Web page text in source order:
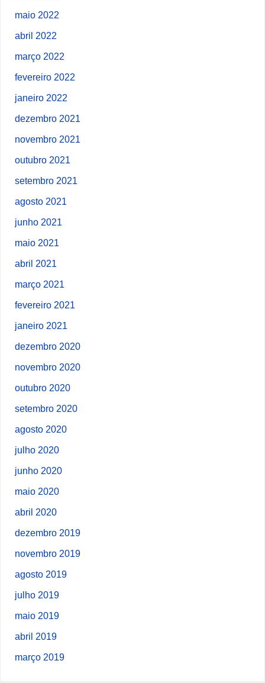
maio 2022
abril 2022
março 2022
fevereiro 2022
janeiro 2022
dezembro 2021
novembro 2021
outubro 2021
setembro 2021
agosto 2021
junho 2021
maio 2021
abril 2021
março 2021
fevereiro 2021
janeiro 2021
dezembro 2020
novembro 2020
outubro 2020
setembro 2020
agosto 2020
julho 2020
junho 2020
maio 2020
abril 2020
dezembro 2019
novembro 2019
agosto 2019
julho 2019
maio 2019
abril 2019
março 2019